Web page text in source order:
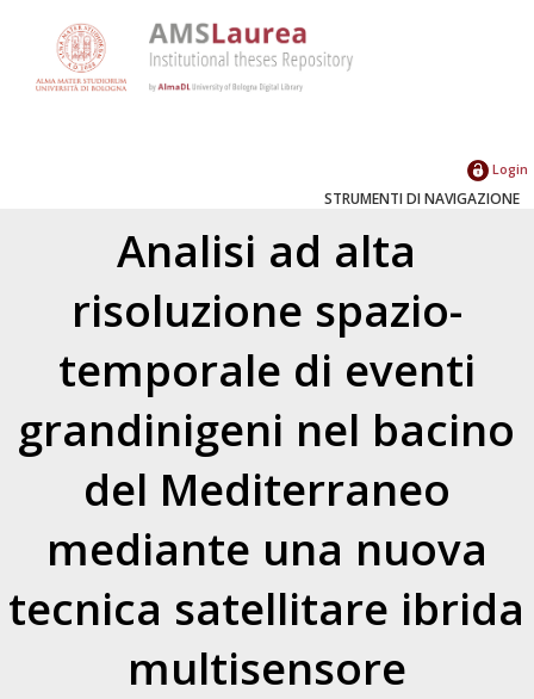
Login
STRUMENTI DI NAVIGAZIONE
Analisi ad alta
risoluzione spazio-
temporale di eventi
grandinigeni nel bacino
del Mediterraneo
mediante una nuova
tecnica satellitare ibrida
multisensore